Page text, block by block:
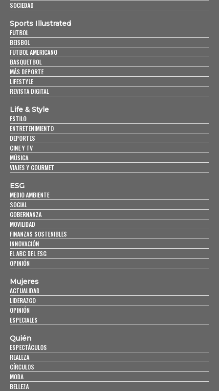
SOCIEDAD
Sports Illustrated
FUTBOL
BEISBOL
FUTBOL AMERICANO
BASQUETBOL
MÁS DEPORTE
LIFESTYLE
REVISTA DIGITAL
Life & Style
ESTILO
ENTRETENIMIENTO
DEPORTES
CINE Y TV
MÚSICA
VIAJES Y GOURMET
ESG
MEDIO AMBIENTE
SOCIAL
GOBERNANZA
MOVILIDAD
FINANZAS SOSTENIBLES
INNOVACIÓN
EL ABC DEL ESG
OPINIÓN
Mujeres
ACTUALIDAD
LIDERAZGO
OPINIÓN
ESPECIALES
Quién
ESPECTÁCULOS
REALEZA
CÍRCULOS
MODA
BELLEZA